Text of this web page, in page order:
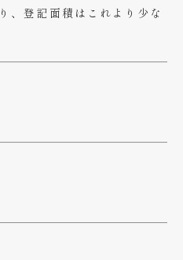
、登記面積はこれより少な